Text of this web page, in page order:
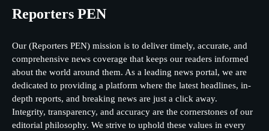
Reporters PEN
Our (Reporters PEN) mission is to deliver timely, accurate, and
comprehensive news coverage that keeps our readers informed
about the world around them. As a leading news portal, we are
dedicated to providing a platform where the latest headlines, in-
depth reports, and breaking news are just a click away.
Integrity, transparency, and accuracy are the cornerstones of our
editorial philosophy. We strive to uphold these values in every